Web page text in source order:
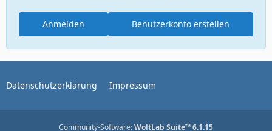
Benutzerkonto erstellen
Anmelden
Datenschutzerklärung Impressum
Community-Software:WoltLab Suite™ 6.1.15